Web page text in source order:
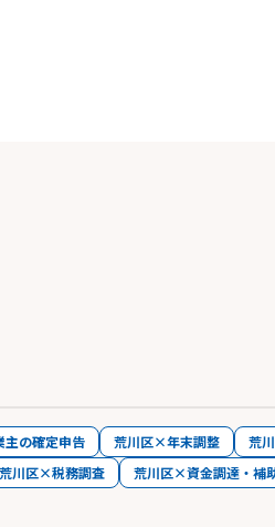
の確定申告 荒川区×年末調整 荒
荒川区×税務調査 荒川区×資金調達・補